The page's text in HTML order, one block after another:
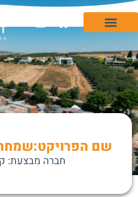
שם הפרויקט:שמחה
חברה מבצעת: